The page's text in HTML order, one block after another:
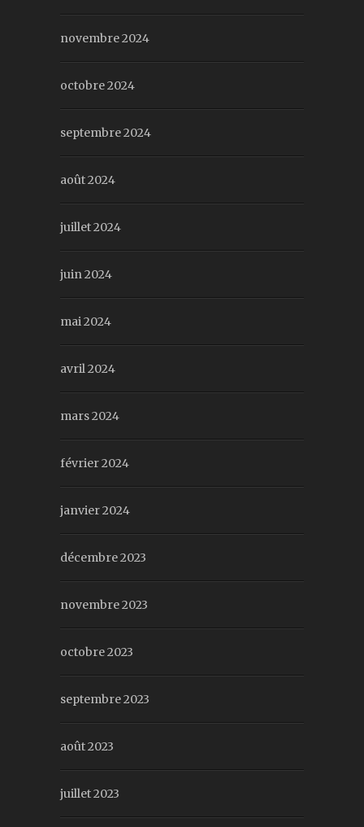
novembre 2024
octobre 2024
septembre 2024
août 2024
juillet 2024
juin 2024
mai 2024
avril 2024
mars 2024
février 2024
janvier 2024
décembre 2023
novembre 2023
octobre 2023
septembre 2023
août 2023
juillet 2023